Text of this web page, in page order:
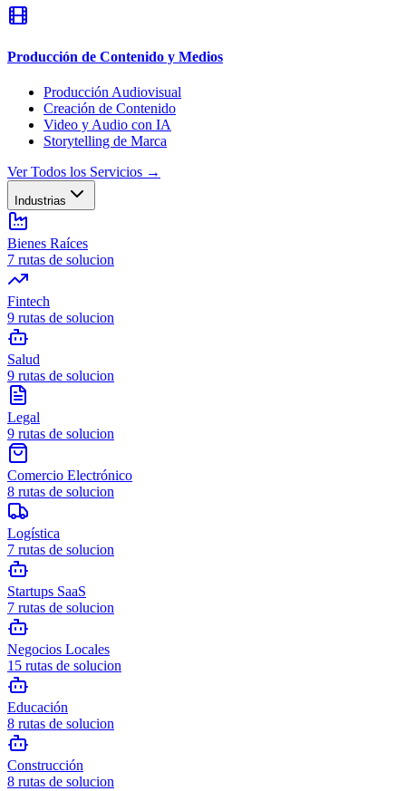
Producción de Contenido y Medios
Producción Audiovisual
Creación de Contenido
Video y Audio con IA
Storytelling de Marca
Ver Todos los Servicios →
Industrias
Bienes Raíces
7 rutas de solucion
Fintech
9 rutas de solucion
Salud
9 rutas de solucion
Legal
9 rutas de solucion
Comercio Electrónico
8 rutas de solucion
Logística
7 rutas de solucion
Startups SaaS
7 rutas de solucion
Negocios Locales
15 rutas de solucion
Educación
8 rutas de solucion
Construcción
8 rutas de solucion